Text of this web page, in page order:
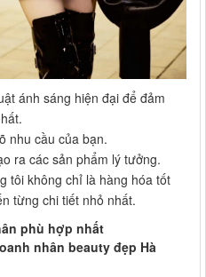
ánh sáng hiện đại để đảm
nhu cầu của bạn.
ra các sản phẩm lý tưởng.
tôi không chỉ là hàng hóa tốt
từng chi tiết nhỏ nhất.
phù hợp nhất
nhân beauty đẹp Hà